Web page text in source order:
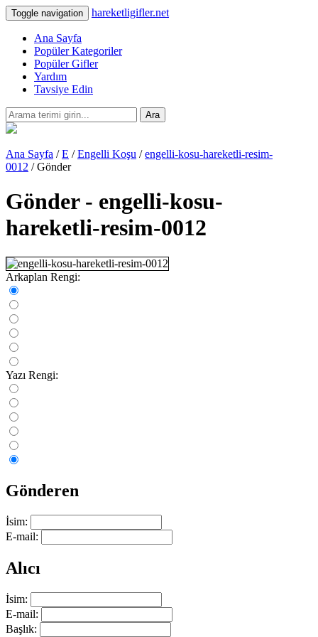
Toggle navigation hareketligifler.net
Ana Sayfa
Popüler Kategoriler
Popüler Gifler
Yardım
Tavsiye Edin
Ara
Ana Sayfa /E /Engelli Koşu /engelli-kosu-hareketli-resim-
0012 / Gönder
Gönder - engelli-kosu-
hareketli-resim-0012
Arkaplan Rengi:
Yazı Rengi:
Gönderen
İsim:
E-mail:
Alıcı
İsim:
E-mail:
Başlık: